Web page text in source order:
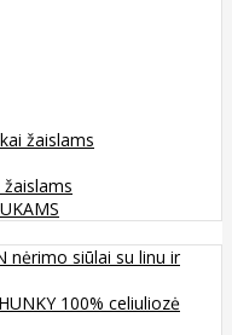
žaislams
žaislams
nėrimo siūlai su linu ir
100% celiuliozė